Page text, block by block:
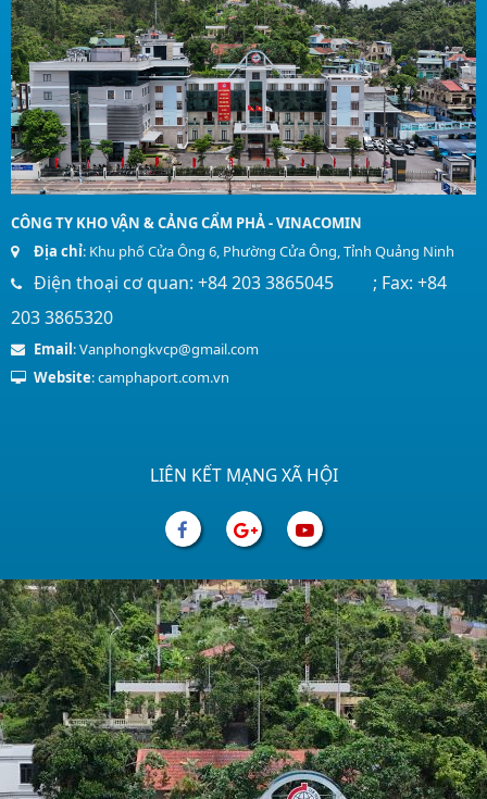
CÔNG TY KHO VẬN & CẢNG CẨM PHẢ - VINACOMIN
Địa chỉ: Khu phố Cửa Ông 6, Phường Cửa Ông, Tỉnh Quảng Ninh
Điện thoại cơ quan: +84 203 3865045 ; Fax: +84
203 3865320
Email: Vanphongkvcp@gmail.com
Website: camphaport.com.vn
LIÊN KẾT MẠNG XÃ HỘI